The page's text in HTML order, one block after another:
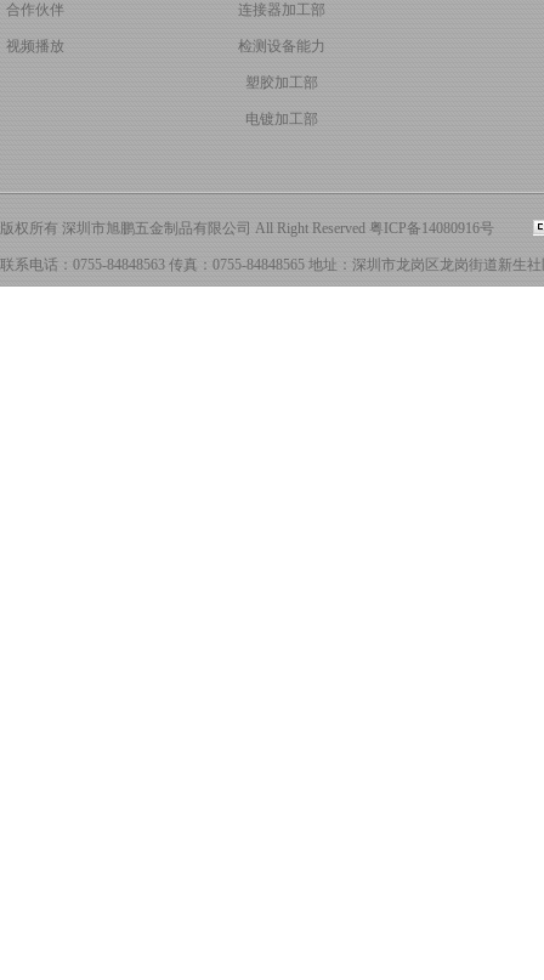
合作伙伴
视频播放
连接器加工部
检测设备能力
塑胶加工部
电镀加工部
版权所有 深圳市旭鹏五金制品有限公司 All Right Reserved 粤ICP备14080916号
联系电话：0755-84848563 传真：0755-84848565 地址：深圳市龙岗区龙岗街道新生